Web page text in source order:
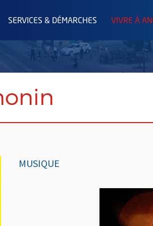
SERVICES & DÉMARCHES VIVRE À
MUSIQUE